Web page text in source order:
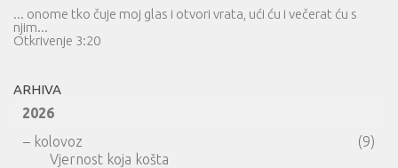
... onome tko čuje moj glas i otvori vrata, ući ću i večerat ću s
njim...
Otkrivenje 3:20
ARHIVA
2026
– kolovoz
(9)
Vjernost koja košta